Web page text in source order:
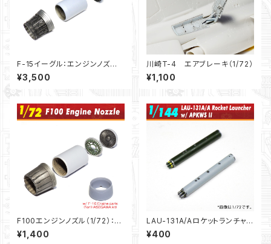
F-15イーグル：エンジンノズ
ル”オープンタイプ”（1/48）
¥3,500
川崎T-4 エアブレーキ（1/72）
¥1,100
F100エンジンノズル（1/72）：F-
16..etc
¥1,400
LAU-131A/Aロケットランチャ
ー ｗ/APKWS II 2本セット（1/1
44)
¥400